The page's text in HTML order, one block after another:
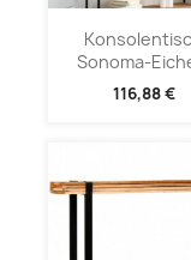
Sonoma-
116,88 €